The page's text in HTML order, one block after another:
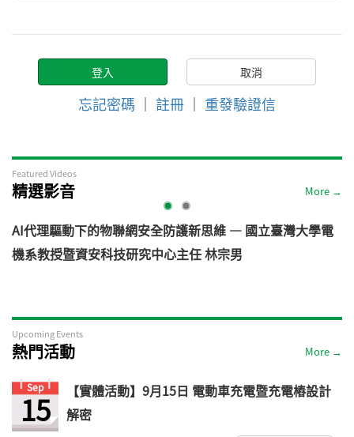
忘記密碼 ｜ 註冊 ｜ 重發驗證信
Featured Videos
精選影音 More →
AI代理驅動下的物聯網安全防護新思維 — 國立臺灣大學電
機系教授暨資安科技研究中心主任 林宗男
Upcoming Events
熱門活動 More →
Sep
15
【實體活動】9月15日 電動車充電暨充電樁設計
解密